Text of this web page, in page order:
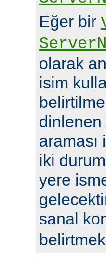
Eğer bir
olarak
isim
araması
iki
yere
sanal